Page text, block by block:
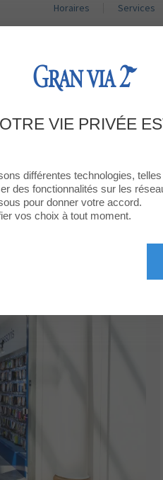
Horaires Services
À LA
VIE PRIVÉE
différentes technologies,
des fonctionnalités sur les
pour donner votre accord.
vos choix à tout moment.